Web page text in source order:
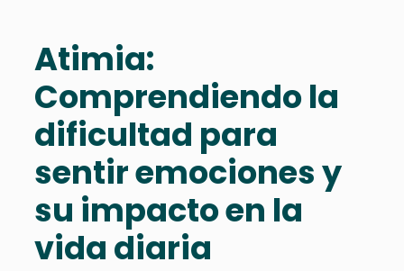
Atimia:
Comprendiendo la
dificultad para
sentir emociones y
su impacto en la
vida diaria